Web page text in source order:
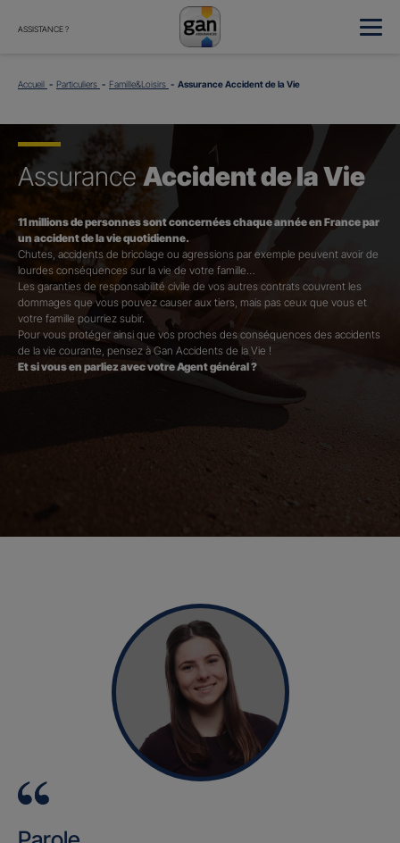
ASSISTANCE ?
Accueil Particuliers Famille&Loisirs Assurance Accident de la Vie
AssuranceAccident de la Vie
11 millions de personnes sont concernées chaque année en France par
un accident de la vie quotidienne.
Chutes, accidents de bricolage ou agressions par exemple peuvent avoir de
lourdes conséquences sur la vie de votre famille…
Les garanties de responsabilité civile de vos autres contrats couvrent les
dommages que vous pouvez causer aux tiers, mais pas ceux que vous et
votre famille pourriez subir.
Pour vous protéger ainsi que vos proches des conséquences des accidents
de la vie courante, pensez à Gan Accidents de la Vie !
Et si vous en parliez avec votre Agent général ?